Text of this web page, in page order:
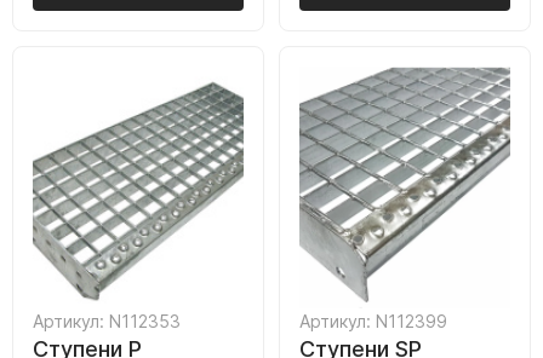
Артикул: N112353
Ступени P
Артикул: N112399
Ступени SP